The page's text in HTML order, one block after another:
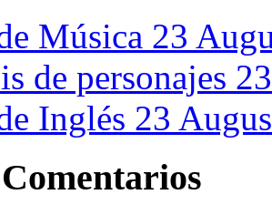
Música 23
de personajes
Inglés 23